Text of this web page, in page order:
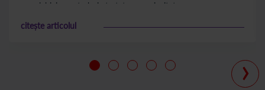
sau slabiciunea trebuie tratate cu seriozitate.
citește articolul
›